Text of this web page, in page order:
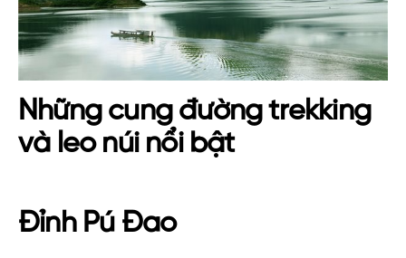
Những cung đường trekking
và leo núi nổi bật
Đỉnh Pú Đao